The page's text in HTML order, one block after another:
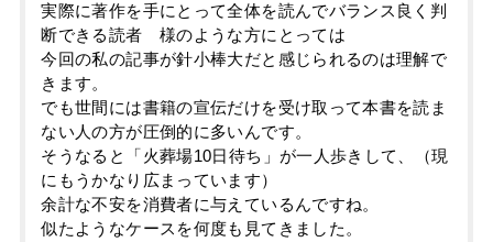
実際に著作を手にとって全体を読んでバランス良く判
断できる読者 様のような方にとっては
今回の私の記事が針小棒大だと感じられるのは理解で
きます。
でも世間には書籍の宣伝だけを受け取って本書を読ま
ない人の方が圧倒的に多いんです。
そうなると「火葬場10日待ち」が一人歩きして、（現
にもうかなり広まっています）
余計な不安を消費者に与えているんですね。
似たようなケースを何度も見てきました。